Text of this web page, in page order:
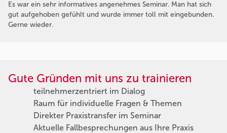
Es war ein sehr informatives angenehmes Seminar. Man hat sich
gut aufgehoben gefühlt und wurde immer toll mit eingebunden.
Gerne wieder.
Gute Gründen mit uns zu trainieren
teilnehmerzentriert im Dialog
Raum für individuelle Fragen & Themen
Direkter Praxistransfer im Seminar
Aktuelle Fallbesprechungen aus Ihre Praxis